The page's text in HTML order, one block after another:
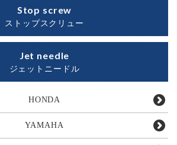
Stop screw
ストップスクリュー
Jet needle
ジェットニードル
HONDA
YAMAHA